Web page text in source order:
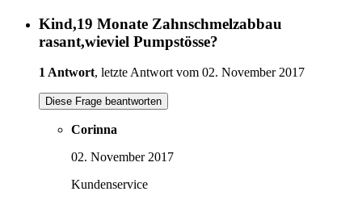
Kind,19 Monate Zahnschmelzabbau
rasant,wieviel Pumpstösse?
1 Antwort, letzte Antwort vom 02. November 2017
Diese Frage beantworten
Corinna
02. November 2017
Kundenservice